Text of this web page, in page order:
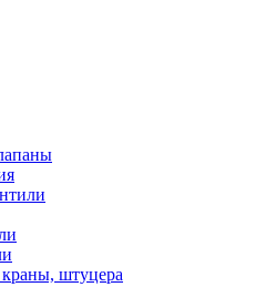
штуцера